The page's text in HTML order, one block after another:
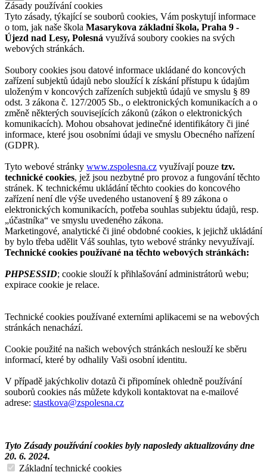
Zásady používání cookies
Tyto zásady, týkající se souborů cookies, Vám poskytují informace
o tom, jak naše škola Masarykova základní škola, Praha 9 -
Újezd nad Lesy, Polesná využívá soubory cookies na svých
webových stránkách.
Soubory cookies jsou datové informace ukládané do koncových
zařízení subjektů údajů nebo sloužící k získání přístupu k údajům
uloženým v koncových zařízeních subjektů údajů ve smyslu § 89
odst. 3 zákona č. 127/2005 Sb., o elektronických komunikacích a o
změně některých souvisejících zákonů (zákon o elektronických
komunikacích). Mohou obsahovat jedinečné identifikátory či jiné
informace, které jsou osobními údaji ve smyslu Obecného nařízení
(GDPR).
Tyto webové stránky www.zspolesna.cz využívají pouze tzv.
technické cookies, jež jsou nezbytné pro provoz a fungování těchto
stránek. K technickému ukládání těchto cookies do koncového
zařízení není dle výše uvedeného ustanovení § 89 zákona o
elektronických komunikacích, potřeba souhlas subjektu údajů, resp.
„účastníka“ ve smyslu uvedeného zákona.
Marketingové, analytické či jiné obdobné cookies, k jejichž ukládání
by bylo třeba udělit Váš souhlas, tyto webové stránky nevyužívají.
Technické cookies používané na těchto webových stránkách:
PHPSESSID; cookie slouží k přihlašování administrátorů webu;
expirace cookie je relace.
Technické cookies používané externími aplikacemi se na webových
stránkách nenachází.
Cookie použité na našich webových stránkách neslouží ke sběru
informací, které by odhalily Vaši osobní identitu.
V případě jakýchkoliv dotazů či připomínek ohledně používání
souborů cookies nás můžete kdykoli kontaktovat na e-mailové
adrese: stastkova@zspolesna.cz
Tyto Zásady používání cookies byly naposledy aktualizovány dne
20. 6. 2024.
Základní technické cookies